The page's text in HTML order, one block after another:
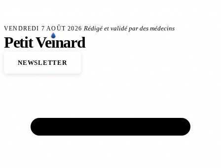
VENDREDI 7 AOÛT 2026 Rédigé et validé par des médecins
PetitVeınard
NEWSLETTER